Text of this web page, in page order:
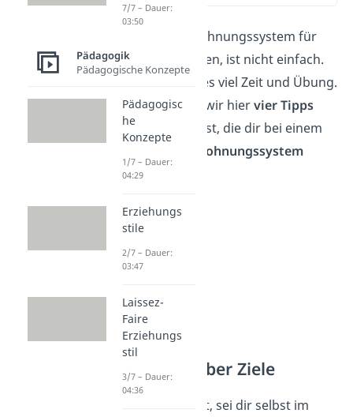
Das richtige Belohnungssystem für
sein Kind zu finden, ist nicht einfach.
Meist erfordert es viel Zeit und Übung.
Dennoch haben wir hiervier Tipps
zusammengefasst, die dir bei einem
gelingenden Belohnungssystem
helfen können:
1. Klarheit über Ziele
Bevor du startest, sei dir selbst im
7/7 – Dauer:
03:50
Pädagogik
Pädagogische Konzepte
Pädagogisc
he
Konzepte
1/7 – Dauer:
04:29
Erziehungs
stile
2/7 – Dauer:
03:47
Laissez-
Faire
Erziehungs
stil
3/7 – Dauer:
04:36